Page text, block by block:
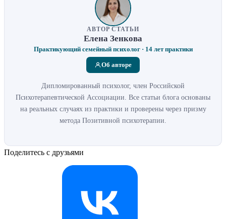
АВТОР СТАТЬИ
Елена Зенкова
Практикующий семейный психолог · 14 лет практики
Об авторе
Дипломированный психолог, член Российской
Психотерапевтической Ассоциации. Все статьи блога основаны
на реальных случаях из практики и проверены через призму
метода Позитивной психотерапии.
Поделитесь с друзьями